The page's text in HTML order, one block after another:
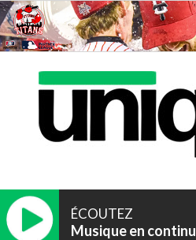
ÉCOUTEZ
Musique en continu